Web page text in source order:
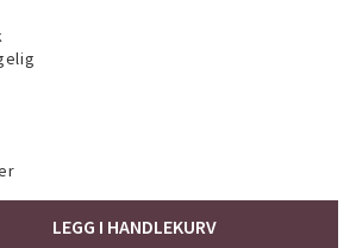
LEGG I HANDLEKURV